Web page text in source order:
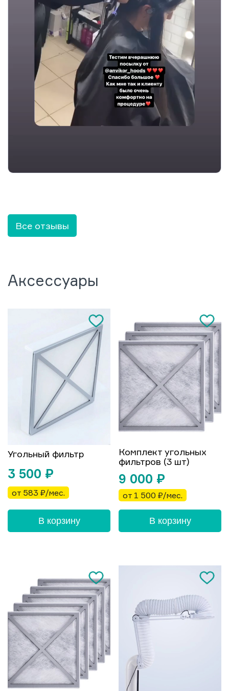
Все отзывы
Аксессуары
Угольный фильтр
3 500 ₽
от 583 ₽/мес.
В корзину
Комплект угольных
фильтров (3 шт)
9 000 ₽
от 1 500 ₽/мес.
В корзину